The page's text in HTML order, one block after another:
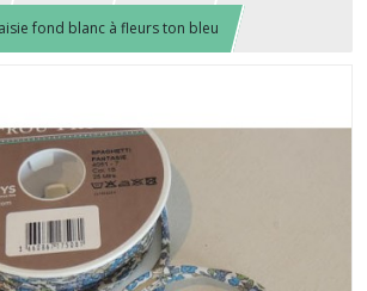
fond blanc à fleurs ton bleu